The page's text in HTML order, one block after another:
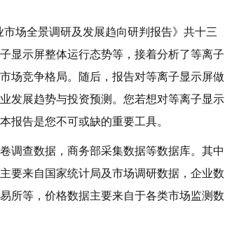
场全景调研及发展趋向研判报告》共十三
显示屏整体运行态势等，接着分析了等离子
场竞争格局。随后，报告对等离子显示屏做
发展趋势与投资预测。您若想对等离子显示
报告是您不可或缺的重要工具。
调查数据，商务部采集数据等数据库。其中
要来自国家统计局及市场调研数据，企业数
所等，价格数据主要来自于各类市场监测数